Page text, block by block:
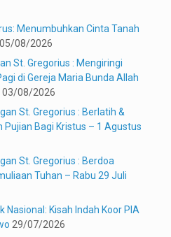
Menumbuhkan Cinta Tanah
05/08/2026
St. Gregorius : Mengiringi
di Gereja Maria Bunda Allah
03/08/2026
St. Gregorius : Berlatih &
Bagi Kristus – 1 Agustus
St. Gregorius : Berdoa
Tuhan – Rabu 29 Juli
Kisah Indah Koor PIA
29/07/2026